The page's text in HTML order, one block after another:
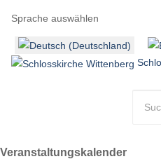
Sprache auswählen
Veranstaltungskalender